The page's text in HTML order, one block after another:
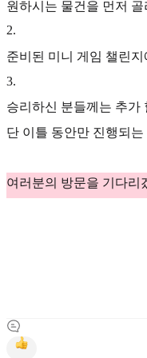
원하시는 물건을 먼저 골
2.
준비된 미니 게임 챌린
3.
승리하신 분들께는 추가
단 이틀 동안만 진행되
여러분의 방문을 기다리